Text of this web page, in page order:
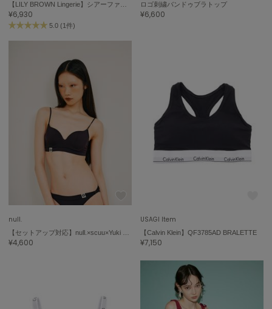
¥6,930
5.0 (1件)
ロゴ刺繍バンドゥブラトップ
¥6,600
null.
¥4,600
USAGI Item
【Calvin Klein】QF3785AD BRALETTE
¥7,150